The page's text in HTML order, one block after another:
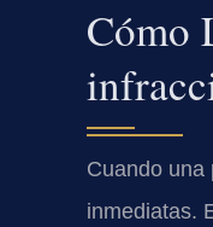
Cómo
Cuando una
inmediatas.